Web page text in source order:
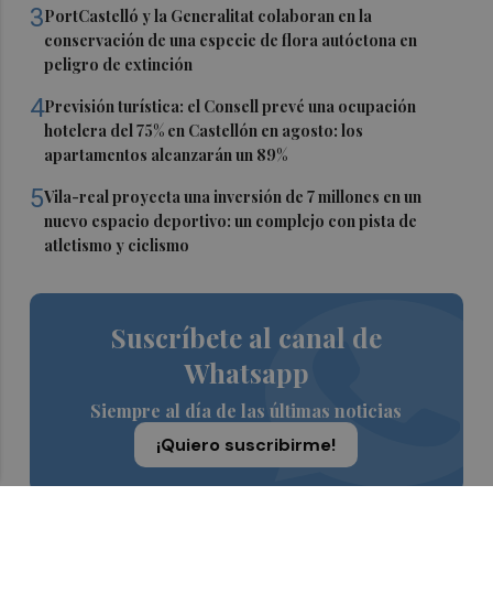
3PortCastelló y la Generalitat colaboran en la
conservación de una especie de flora autóctona en
peligro de extinción
4Previsión turística: el Consell prevé una ocupación
hotelera del 75% en Castellón en agosto: los
apartamentos alcanzarán un 89%
5Vila-real proyecta una inversión de 7 millones en un
nuevo espacio deportivo: un complejo con pista de
atletismo y ciclismo
Suscríbete al canal de
Whatsapp
Siempre al día de las últimas noticias
¡Quiero suscribirme!